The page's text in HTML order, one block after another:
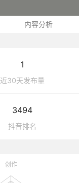
内容分析
1
近30天发布量
3494
抖音排名